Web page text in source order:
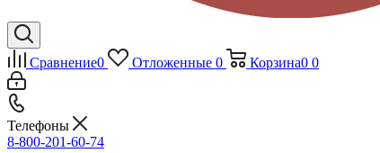
Сравнение0 Отложенные 0 Корзина0 0
Телефоны
8-800-201-60-74